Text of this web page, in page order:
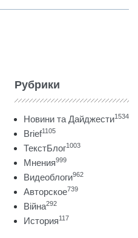
Рубрики
Новини та Дайджести1534
Brief1105
ТекстБлог1003
Мнения999
Видеоблоги962
Авторское739
Війна292
История117